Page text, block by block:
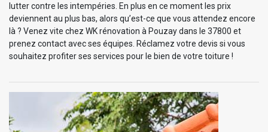
lutter contre les intempéries. En plus en ce moment les prix
deviennent au plus bas, alors qu’est-ce que vous attendez encore
là ? Venez vite chez WK rénovation à Pouzay dans le 37800 et
prenez contact avec ses équipes. Réclamez votre devis si vous
souhaitez profiter ses services pour le bien de votre toiture !